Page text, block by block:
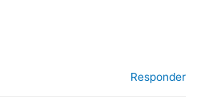
Responder